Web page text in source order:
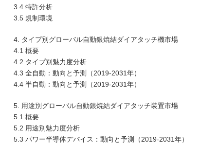
3.4 特許分析
3.5 規制環境
4. タイプ別グローバル自動銀焼結ダイアタッチ機市場
4.1 概要
4.2 タイプ別魅力度分析
4.3 全自動：動向と予測（2019-2031年）
4.4 半自動：動向と予測（2019-2031年）
5. 用途別グローバル自動銀焼結ダイアタッチ装置市場
5.1 概要
5.2 用途別魅力度分析
5.3 パワー半導体デバイス：動向と予測（2019-2031年）